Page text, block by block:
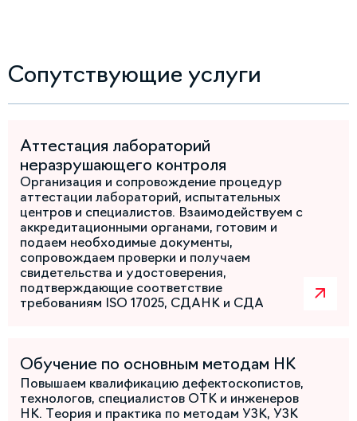
Сопутствующие услуги
Аттестация лабораторий
неразрушающего контроля
Организация и сопровождение процедур
аттестации лабораторий, испытательных
центров и специалистов. Взаимодействуем с
аккредитационными органами, готовим и
подаем необходимые документы,
сопровождаем проверки и получаем
свидетельства и удостоверения,
подтверждающие соответствие
требованиям ISO 17025, СДАНК и СДА
Обучение по основным методам НК
Повышаем квалификацию дефектоскопистов,
технологов, специалистов ОТК и инженеров
НК. Теория и практика по методам УЗК, УЗК